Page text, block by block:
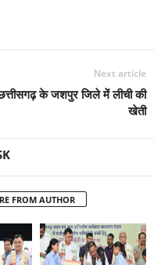
Next article
के जशपुर जिले में लीची की
खेती
FROM AUTHOR